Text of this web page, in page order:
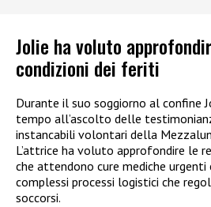
Jolie ha voluto
condizioni dei feriti
Durante il suo soggiorno al confine
tempo all’ascolto delle
instancabili volontari della
L’attrice ha voluto approfondire le
che attendono cure mediche
complessi processi logistici che
soccorsi.